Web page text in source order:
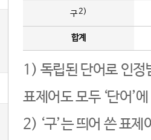
구2)
합계
1) 독립된 단어로 인정
표제어도 모두 ‘단어’
2) ‘구’는 띄어 쓴 표